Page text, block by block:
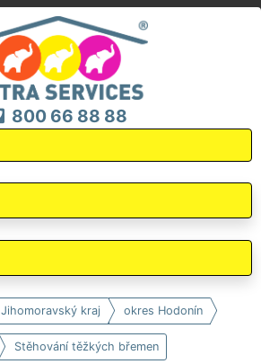
800 66 88 88
Jihomoravský kraj okres Hodonín
Stěhování těžkých břemen